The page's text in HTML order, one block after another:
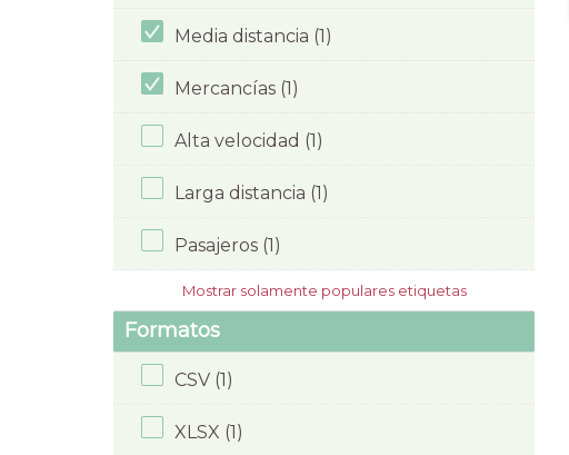
Media distancia (1)
Mercancías (1)
Alta velocidad (1)
Larga distancia (1)
Pasajeros (1)
Mostrar solamente populares etiquetas
Formatos
CSV (1)
XLSX (1)